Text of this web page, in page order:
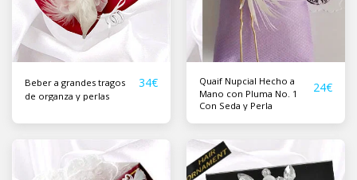
Beber a grandes tragos 34€
de organza y perlas
Quaif Nupcial Hecho a
Mano con Pluma No. 1
24€
Con Seda y Perla